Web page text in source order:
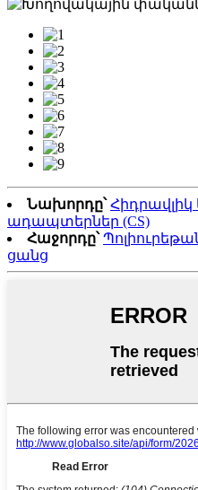
Նախորդը՝ Հիդրավլիկ
ադապտերներ (CS)
Հաջորդը՝
ցանց